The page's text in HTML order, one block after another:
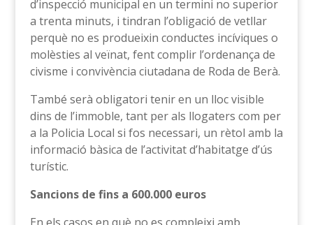
d’inspecció municipal en un termini no superior
a trenta minuts, i tindran l’obligació de vetllar
perquè no es produeixin conductes incíviques o
molèsties al veïnat, fent complir l’ordenança de
civisme i convivència ciutadana de Roda de Berà.
També serà obligatori tenir en un lloc visible
dins de l’immoble, tant per als llogaters com per
a la Policia Local si fos necessari, un rètol amb la
informació bàsica de l’activitat d’habitatge d’ús
turístic.
Sancions de fins a 600.000 euros